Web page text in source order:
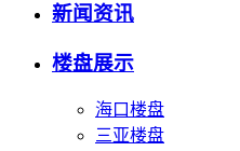
新闻资讯
楼盘展示
海口楼盘
三亚楼盘